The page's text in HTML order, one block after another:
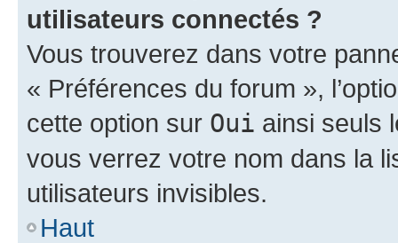
utilisateurs connectés ?
Vous trouverez dans votre
« Préférences du forum »,
cette option sur Oui ainsi seuls
vous verrez votre nom dans la
utilisateurs invisibles.
Haut